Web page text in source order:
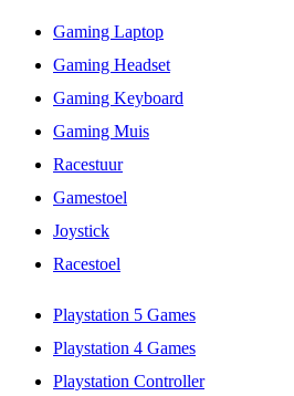
Gaming Laptop
Gaming Headset
Gaming Keyboard
Gaming Muis
Racestuur
Gamestoel
Joystick
Racestoel
Playstation 5 Games
Playstation 4 Games
Playstation Controller